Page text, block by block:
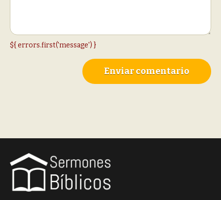
${ errors.first('message') }
Enviar comentario